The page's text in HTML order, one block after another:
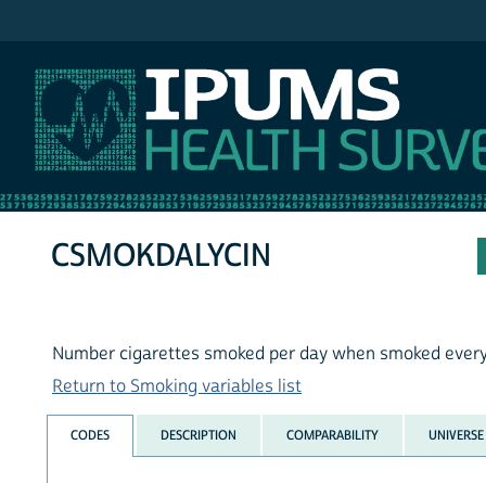
CSMOKDALYCIN
Number cigarettes smoked per day when smoked
Return to Smoking variables list
CODES DESCRIPTION COMPARABILITY UNIVERSE